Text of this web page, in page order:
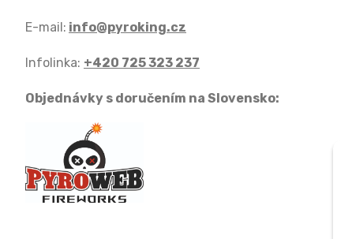
E-mail: info@pyroking.cz
Infolinka: +420 725 323 237
Objednávky s doručením na Slovensko: